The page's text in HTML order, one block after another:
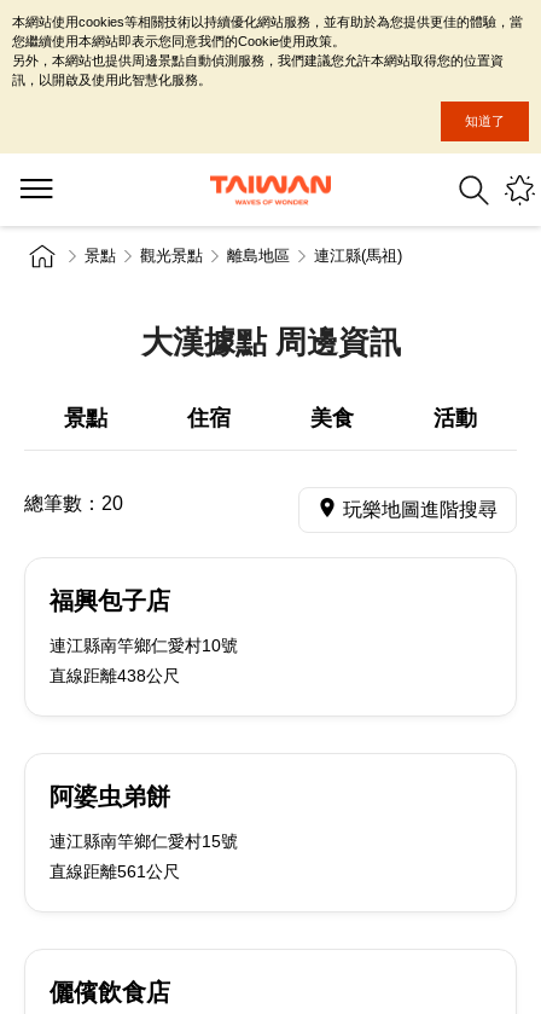
景點 觀光景點 離島地區 連江縣(馬祖)
大漢據點 周邊資訊
景點 住宿 美食 活動
總筆數： 20 玩樂地圖進階搜尋
福興包子店
連江縣南竿鄉仁愛村10號
直線距離438公尺
阿婆虫弟餅
連江縣南竿鄉仁愛村15號
直線距離561公尺
儷儐飲食店
本網站使用cookies等相關技術以持續優化網站服務，並有助於為您提供更佳的體驗，當
您繼續使用本網站即表示您同意我們的Cookie使用政策。
另外，本網站也提供周邊景點自動偵測服務，我們建議您允許本網站取得您的位置資
訊，以開啟及使用此智慧化服務。
知道了